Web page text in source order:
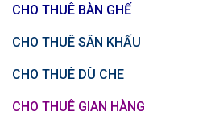
CHO THUÊ BÀN GHẾ
CHO THUÊ SÂN KHẤU
CHO THUÊ DÙ CHE
CHO THUÊ GIAN HÀNG